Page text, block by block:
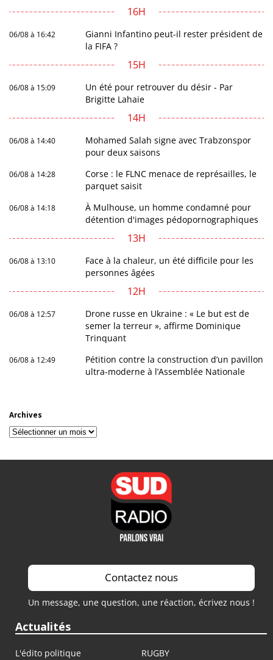
16H
06/08 à 16:42
Gianni Infantino peut-il rester président de
la FIFA ?
15H
06/08 à 15:09
Un été pour retrouver du désir - Par
Brigitte Lahaie
14H
06/08 à 14:40
Mohamed Salah signe avec Trabzonspor
pour deux saisons
06/08 à 14:28
Corse : le FLNC menace de représailles, le
parquet saisit
06/08 à 14:18
À Mulhouse, un homme condamné pour
détention d'images pédopornographiques
13H
06/08 à 13:10
Face à la chaleur, un été difficile pour les
personnes âgées
12H
06/08 à 12:57
Drone russe en Ukraine : « Le but est de
semer la terreur », affirme Dominique
Trinquant
06/08 à 12:49
Pétition contre la construction d’un pavillon
ultra-moderne à l’Assemblée Nationale
Archives
Archives
Contactez nous
Un message, une question, une réaction, écrivez nous !
Actualités
L'édito politique
RUGBY